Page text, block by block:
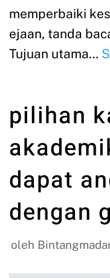
memperbaiki
ejaan, tanda
Tujuan utama…
pilihan
dapat
dengan
oleh